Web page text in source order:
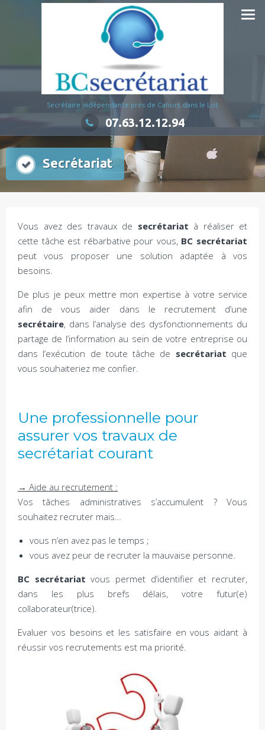
Secrétaire indépendante près de Cahors dans le Lot
07.63.12.12.94
Secrétariat
Vous avez des travaux de secrétariat à réaliser et
cette tâche est rébarbative pour vous, BC secrétariat
peut vous proposer une solution adaptée à vos
besoins.
De plus je peux mettre mon expertise à votre service
afin de vous aider dans le recrutement d’une
secrétaire, dans l’analyse des dysfonctionnements du
partage de l’information au sein de votre entreprise ou
dans l’exécution de toute tâche de secrétariat que
vous souhaiteriez me confier.
Une professionnelle pour
assurer vos travaux de
secrétariat courant
→ Aide au recrutement :
Vos tâches administratives s’accumulent ? Vous
souhaitez recruter mais…
vous n’en avez pas le temps ;
vous avez peur de recruter la mauvaise personne.
BC secrétariat vous permet d’identifier et recruter,
dans les plus brefs délais, votre futur(e)
collaborateur(trice).
Evaluer vos besoins et les satisfaire en vous aidant à
réussir vos recrutements est ma priorité.